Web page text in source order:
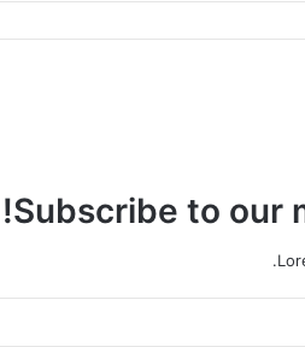
Subscribe to our